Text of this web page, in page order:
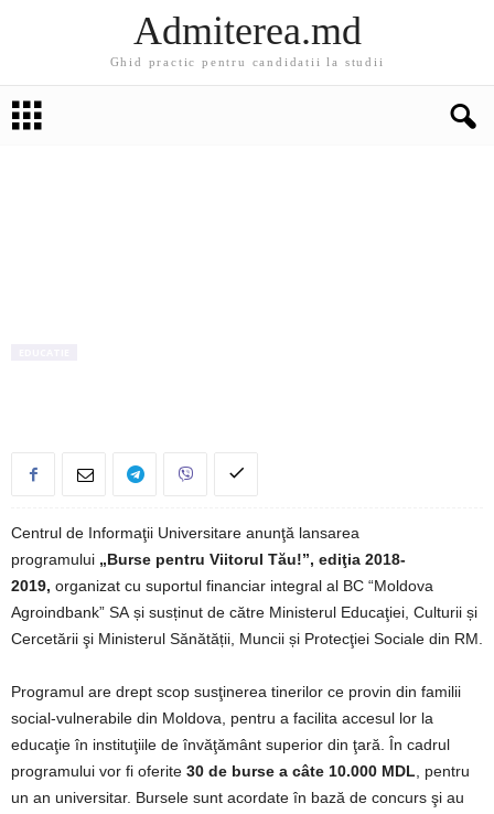
Admiterea.md
Ghid practic pentru candidatii la studii
Centrul de Informaţii Universitare anunţă lansarea
programului „Burse pentru Viitorul Tău!”, ediţia 2018-
2019, organizat cu suportul financiar integral al BC “Moldova
Agroindbank” SA și susținut de către Ministerul Educaţiei, Culturii și
Cercetării şi Ministerul Sănătății, Muncii și Protecţiei Sociale din RM.
Programul are drept scop susţinerea tinerilor ce provin din familii
social-vulnerabile din Moldova, pentru a facilita accesul lor la
educaţie în instituţiile de învăţământ superior din ţară. În cadrul
programului vor fi oferite 30 de burse a câte 10.000 MDL , pentru
un an universitar. Bursele sunt acordate în bază de concurs şi au